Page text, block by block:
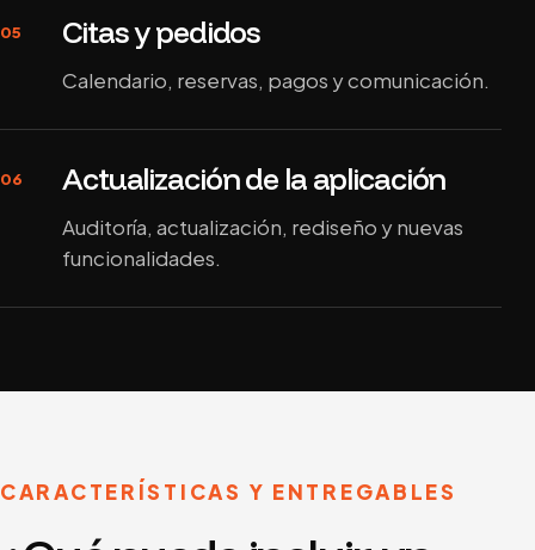
05 Citas y pedidos
Calendario, reservas, pagos y comunicación.
06 Actualización de la aplicación
Auditoría, actualización, rediseño y nuevas
funcionalidades.
CARACTERÍSTICAS Y ENTREGABLES